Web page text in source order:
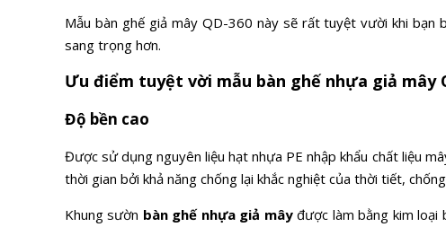
Mẫu bàn ghế giả mây QD-360 này sẽ rất tuyệt vười khi
sang trọng hơn.
Ưu điểm tuyệt vời mẫu bàn ghế nhựa giả mây
Độ bền cao
Được sử dụng nguyên liệu hạt nhựa PE nhập khẩu chất liệu
thời gian bởi khả năng chống lại khắc nghiệt của thời tiết,
Khung sườn bàn ghế nhựa giả mâyđược làm bằng kim loại